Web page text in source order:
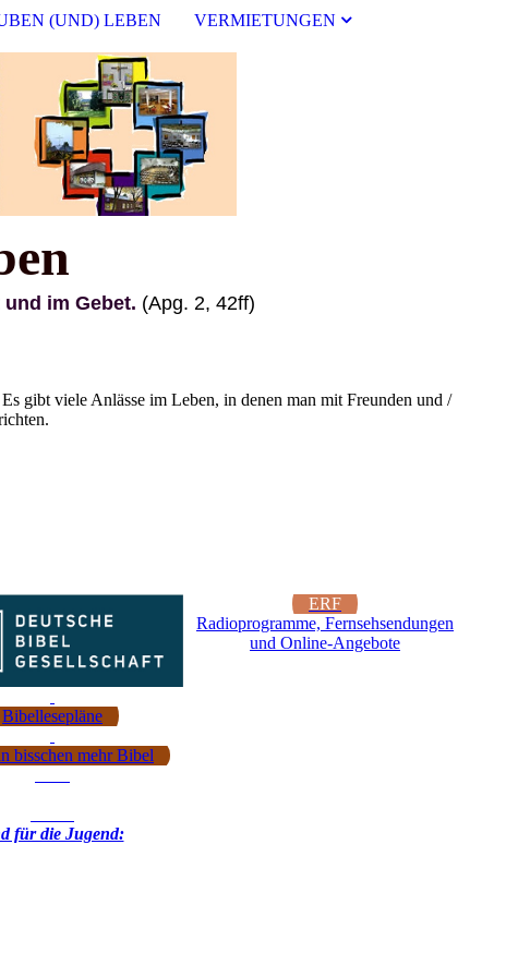
(UND) LEBEN VERMIETUNGEN
im Gebet. (Apg. 2, 42ff)
gibt viele Anlässe im Leben, in denen man mit Freunden und /
Bibellesepläne
bisschen mehr Bibel
für die Jugend:
ERF
Radioprogramme, Fernsehsendungen
und Online-Angebote